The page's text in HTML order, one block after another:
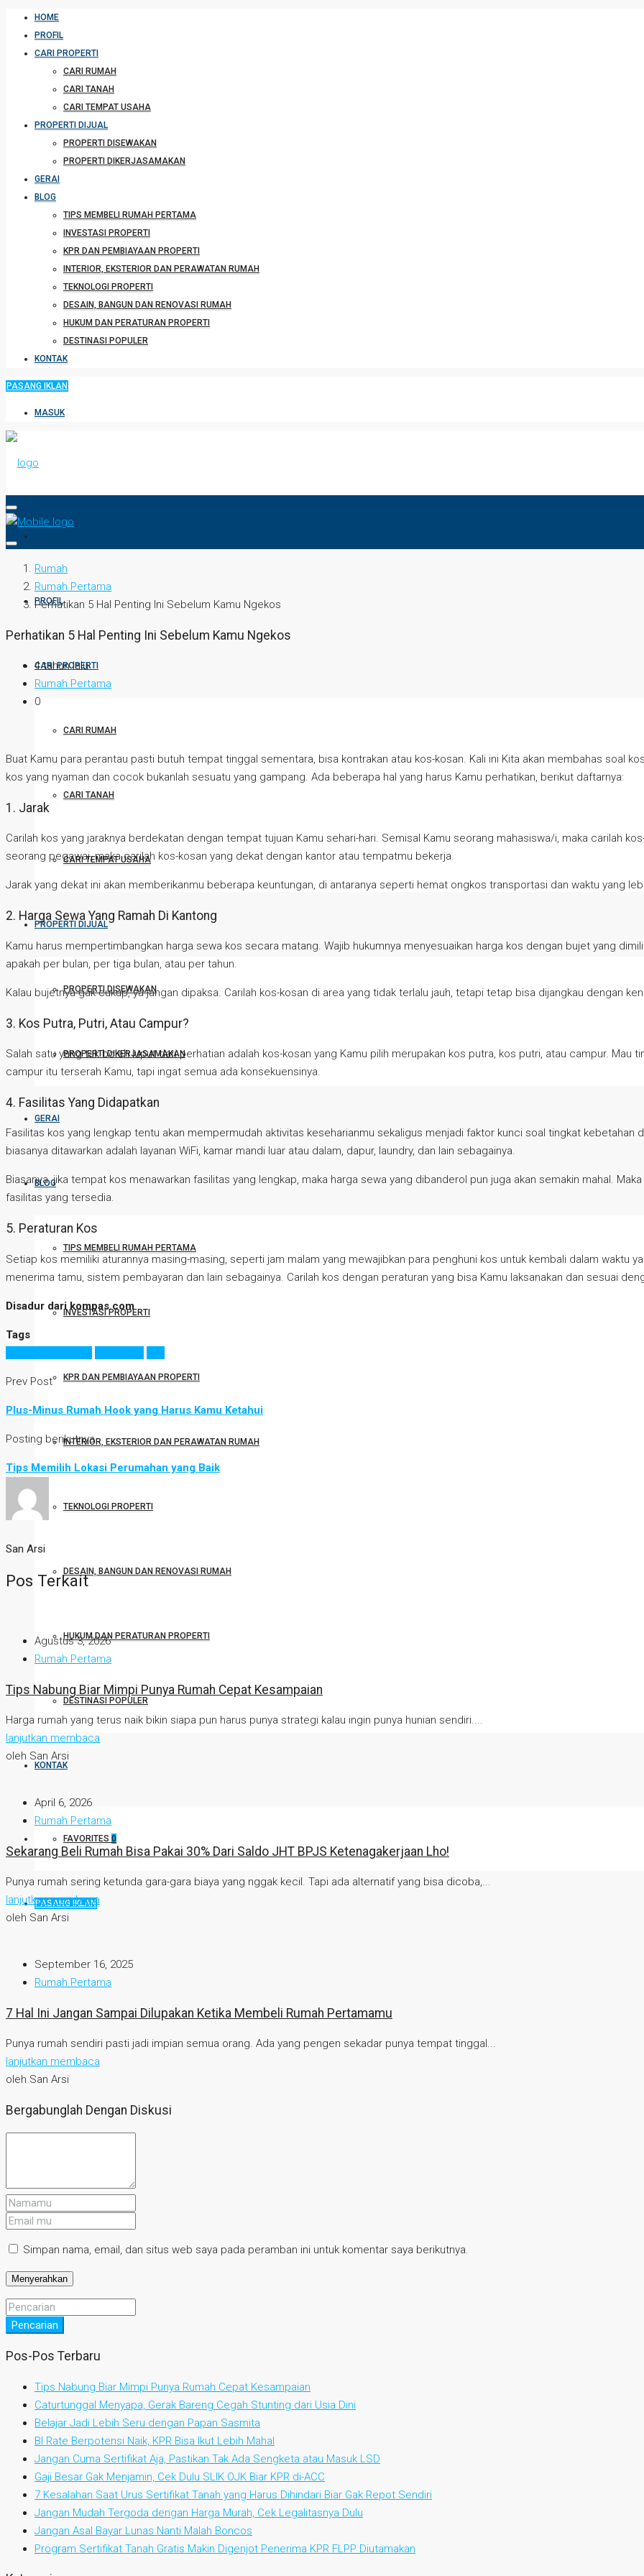
HOME
PROFIL
CARI PROPERTI
CARI RUMAH
CARI TANAH
CARI TEMPAT USAHA
PROPERTI DIJUAL
PROPERTI DISEWAKAN
PROPERTI DIKERJASAMAKAN
GERAI
BLOG
TIPS MEMBELI RUMAH PERTAMA
INVESTASI PROPERTI
KPR DAN PEMBIAYAAN PROPERTI
INTERIOR, EKSTERIOR DAN PERAWATAN RUMAH
TEKNOLOGI PROPERTI
DESAIN, BANGUN DAN RENOVASI RUMAH
HUKUM DAN PERATURAN PROPERTI
DESTINASI POPULER
KONTAK
PASANG IKLAN
MASUK
PROFIL
CARI PROPERTI
CARI RUMAH
CARI TANAH
CARI TEMPAT USAHA
PROPERTI DIJUAL
PROPERTI DISEWAKAN
PROPERTI DIKERJASAMAKAN
GERAI
BLOG
TIPS MEMBELI RUMAH PERTAMA
INVESTASI PROPERTI
KPR DAN PEMBIAYAAN PROPERTI
INTERIOR, EKSTERIOR DAN PERAWATAN RUMAH
TEKNOLOGI PROPERTI
DESAIN, BANGUN DAN RENOVASI RUMAH
HUKUM DAN PERATURAN PROPERTI
DESTINASI POPULER
KONTAK
FAVORITES 0
PASANG IKLAN
Rumah
Rumah Pertama
Perhatikan 5 Hal Penting Ini Sebelum Kamu Ngekos
Perhatikan 5 Hal Penting Ini Sebelum Kamu Ngekos
4 tahun lalu
Rumah Pertama
0
Buat Kamu para perantau pasti butuh tempat tinggal sementara, bisa kontrakan atau kos-kosan. Kali ini Kita akan membahas soal
kos yang nyaman dan cocok bukanlah sesuatu yang gampang. Ada beberapa hal yang harus Kamu perhatikan, berikut daftarnya:
1. Jarak
Carilah kos yang jaraknya berdekatan dengan tempat tujuan Kamu sehari-hari. Semisal Kamu seorang mahasiswa/i, maka carilah
seorang pegawai, maka carilah kos-kosan yang dekat dengan kantor atau tempatmu bekerja.
Jarak yang dekat ini akan memberikanmu beberapa keuntungan, di antaranya seperti hemat ongkos transportasi dan waktu yang
2. Harga Sewa Yang Ramah Di Kantong
Kamu harus mempertimbangkan harga sewa kos secara matang. Wajib hukumnya menyesuaikan harga kos dengan bujet yang
apakah per bulan, per tiga bulan, atau per tahun.
Kalau bujetnya gak cukup, ya jangan dipaksa. Carilah kos-kosan di area yang tidak terlalu jauh, tetapi tetap bisa dijangkau dengan
3. Kos Putra, Putri, Atau Campur?
Salah satu yang tak boleh luput dari perhatian adalah kos-kosan yang Kamu pilih merupakan kos putra, kos putri, atau campur. Mau
campur itu terserah Kamu, tapi ingat semua ada konsekuensinya.
4. Fasilitas Yang Didapatkan
Fasilitas kos yang lengkap tentu akan mempermudah aktivitas keseharianmu sekaligus menjadi faktor kunci soal tingkat kebetahan
biasanya ditawarkan adalah layanan WiFi, kamar mandi luar atau dalam, dapur, laundry, dan lain sebagainya.
Biasanya, jika tempat kos menawarkan fasilitas yang lengkap, maka harga sewa yang dibanderol pun juga akan semakin mahal.
fasilitas yang tersedia.
5. Peraturan Kos
Setiap kos memiliki aturannya masing-masing, seperti jam malam yang mewajibkan para penghuni kos untuk kembali dalam waktu
menerima tamu, sistem pembayaran dan lain sebagainya. Carilah kos dengan peraturan yang bisa Kamu laksanakan dan sesuai
Disadur dari kompas.com
Tags
Prev Post
Plus-Minus Rumah Hook yang Harus Kamu Ketahui
Posting berikutnya
Tips Memilih Lokasi Perumahan yang Baik
San Arsi
Pos Terkait
Agustus 3, 2026
Rumah Pertama
Tips Nabung Biar Mimpi Punya Rumah Cepat Kesampaian
Harga rumah yang terus naik bikin siapa pun harus punya strategi kalau ingin punya hunian sendiri....
lanjutkan membaca
oleh San Arsi
April 6, 2026
Rumah Pertama
Sekarang Beli Rumah Bisa Pakai 30% Dari Saldo JHT BPJS Ketenagakerjaan Lho!
Punya rumah sering ketunda gara-gara biaya yang nggak kecil. Tapi ada alternatif yang bisa dicoba,...
lanjutkan membaca
oleh San Arsi
September 16, 2025
Rumah Pertama
7 Hal Ini Jangan Sampai Dilupakan Ketika Membeli Rumah Pertamamu
Punya rumah sendiri pasti jadi impian semua orang. Ada yang pengen sekadar punya tempat tinggal...
lanjutkan membaca
oleh San Arsi
Bergabunglah Dengan Diskusi
Simpan nama, email, dan situs web saya pada peramban ini untuk komentar saya berikutnya.
Pencarian
Pos-Pos Terbaru
Tips Nabung Biar Mimpi Punya Rumah Cepat Kesampaian
Caturtunggal Menyapa, Gerak Bareng Cegah Stunting dari Usia Dini
Belajar Jadi Lebih Seru dengan Papan Sasmita
BI Rate Berpotensi Naik, KPR Bisa Ikut Lebih Mahal
Jangan Cuma Sertifikat Aja, Pastikan Tak Ada Sengketa atau Masuk LSD
Gaji Besar Gak Menjamin, Cek Dulu SLIK OJK Biar KPR di-ACC
7 Kesalahan Saat Urus Sertifikat Tanah yang Harus Dihindari Biar Gak Repot Sendiri
Jangan Mudah Tergoda dengan Harga Murah, Cek Legalitasnya Dulu
Jangan Asal Bayar Lunas Nanti Malah Boncos
Program Sertifikat Tanah Gratis Makin Digenjot Penerima KPR FLPP Diutamakan